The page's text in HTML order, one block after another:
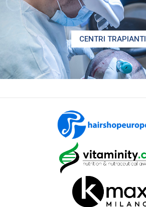
CENTRI TRAPIANTI